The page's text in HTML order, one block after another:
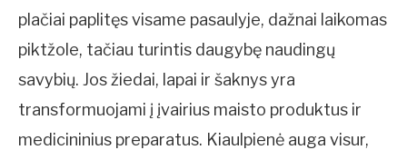
plačiai paplitęs visame pasaulyje, dažnai laikomas
piktžole, tačiau turintis daugybę naudingų
savybių. Jos žiedai, lapai ir šaknys yra
transformuojami į įvairius maisto produktus ir
medicininius preparatus. Kiaulpienė auga visur,